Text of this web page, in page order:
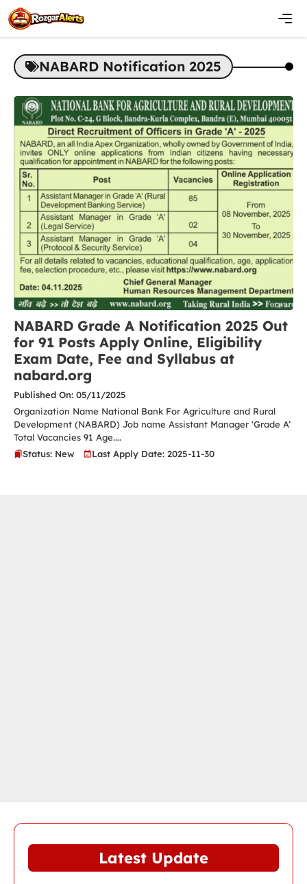
Skip
to
content
NABARD Notification 2025
NABARD Grade A Notification 2025 Out
for 91 Posts Apply Online, Eligibility
Exam Date, Fee and Syllabus at
nabard.org
Published On: 05/11/2025
Organization Name National Bank For Agriculture and Rural
Development (NABARD) Job name Assistant Manager ‘Grade A’
Total Vacancies 91 Age....
Status: New
Last Apply Date: 2025-11-30
Latest Update